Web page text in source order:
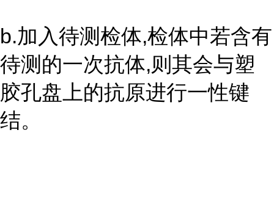
b.加入待测检体,检体中若含有
待测的一次抗体,则其会与塑
胶孔盘上的抗原进行一性键
结。